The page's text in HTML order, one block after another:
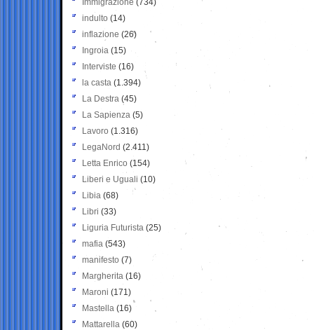
Immigrazione (734)
indulto (14)
inflazione (26)
Ingroia (15)
Interviste (16)
la casta (1.394)
La Destra (45)
La Sapienza (5)
Lavoro (1.316)
LegaNord (2.411)
Letta Enrico (154)
Liberi e Uguali (10)
Libia (68)
Libri (33)
Liguria Futurista (25)
mafia (543)
manifesto (7)
Margherita (16)
Maroni (171)
Mastella (16)
Mattarella (60)